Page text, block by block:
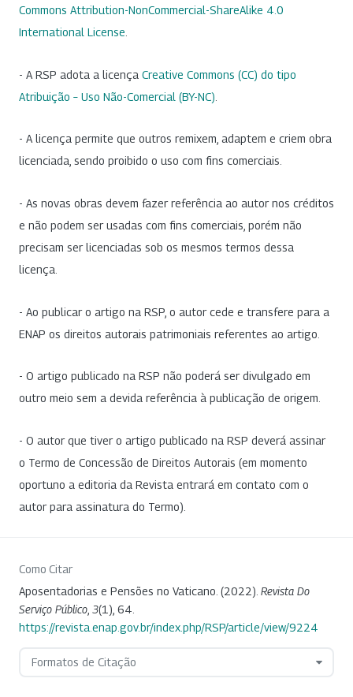
Commons Attribution-NonCommercial-ShareAlike 4.0
International License
- A RSP adota a licença Creative Commons (CC) do tipo
Atribuição – Uso Não-Comercial (BY-NC)
- A licença permite que outros remixem, adaptem e criem obra
licenciada, sendo proibido o uso com fins comerciais.
- As novas obras devem fazer referência ao autor nos créditos
e não podem ser usadas com fins comerciais, porém não
precisam ser licenciadas sob os mesmos termos dessa
licença.
- Ao publicar o artigo na RSP, o autor cede e transfere para a
ENAP os direitos autorais patrimoniais referentes ao artigo.
- O artigo publicado na RSP não poderá ser divulgado em
outro meio sem a devida referência à publicação de origem.
- O autor que tiver o artigo publicado na RSP deverá assinar
o Termo de Concessão de Direitos Autorais (em momento
oportuno a editoria da Revista entrará em contato com o
autor para assinatura do Termo).
Como Citar
Aposentadorias e Pensões no Vaticano. (2022). Revista Do
Serviço Público 3(1), 64.
https://revista.enap.gov.br/index.php/RSP/article/view/9224
Formatos de Citação